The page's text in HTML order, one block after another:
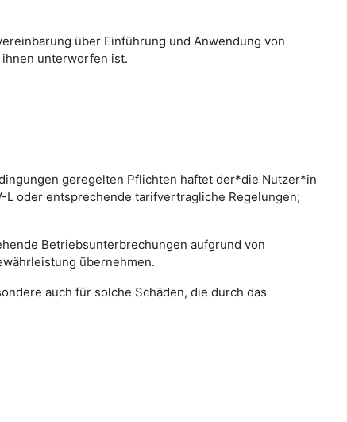
über Einführung und Anwendung von
ihnen unterworfen ist.
geregelten Pflichten haftet der*die Nutzer*in
L oder entsprechende tarifvertragliche Regelungen;
Betriebsunterbrechungen aufgrund von
übernehmen.
auch für solche Schäden, die durch das